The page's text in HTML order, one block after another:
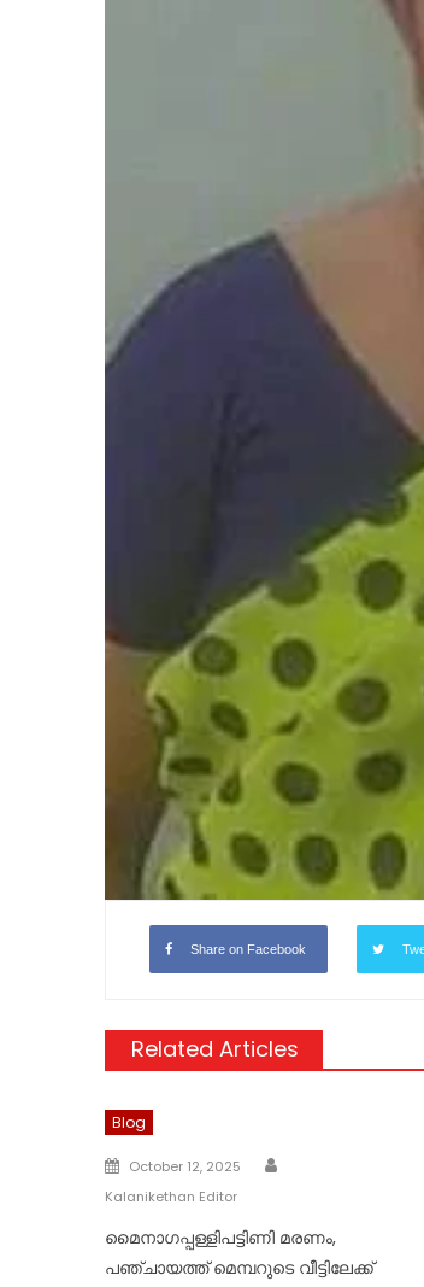
Share on Facebook
Related Articles
Blog
Posted
on
October 12, 2025
Kalanikethan Editor
മൈനാഗപ്പള്ളിപട്ടിണി മരണം,
പഞ്ചായത്ത്‌ മെമ്പറുടെ വീട്ടിലേക്ക്